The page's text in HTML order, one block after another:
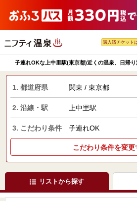
購入済チケット
子連れOKな上中里駅(東京都)近くの温泉、日帰
1. 都道府県 関東 / 東京都
2. 沿線・駅 上中里駅
3. こだわり条件 子連れOK
こだわり条件を変更
リストから探す